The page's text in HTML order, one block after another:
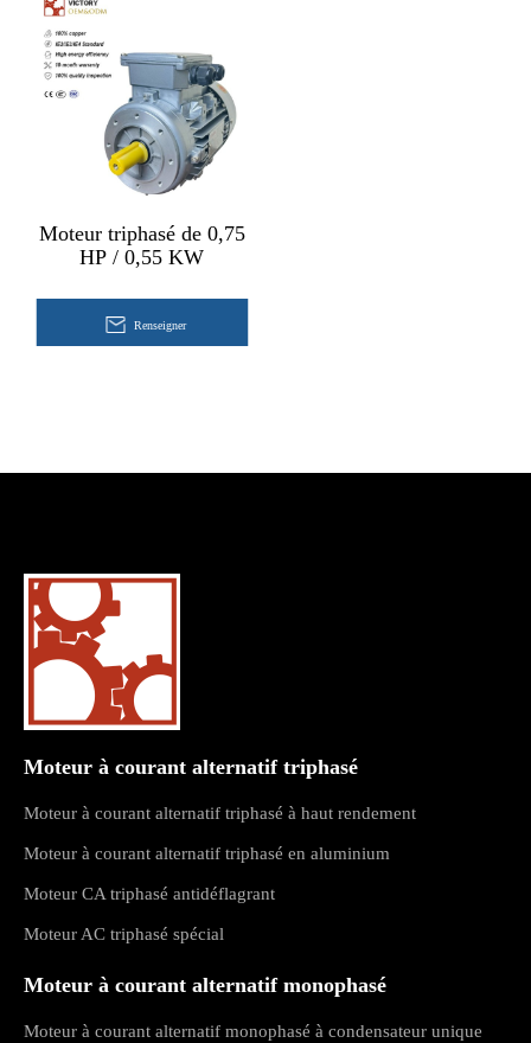
Moteur triphasé de 0,75
HP / 0,55 KW
Renseigner
Moteur à courant alternatif triphasé
Moteur à courant alternatif triphasé à haut rendement
Moteur à courant alternatif triphasé en aluminium
Moteur CA triphasé antidéflagrant
Moteur AC triphasé spécial
Moteur à courant alternatif monophasé
Moteur à courant alternatif monophasé à condensateur unique